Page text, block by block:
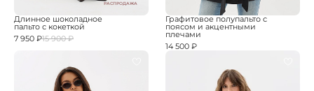
РАСПРОДАЖА
Длинное шоколадное
пальто с кокеткой
7 950 ₽15 900 ₽
Графитовое полупальто с
поясом и акцентными
плечами
14 500 ₽